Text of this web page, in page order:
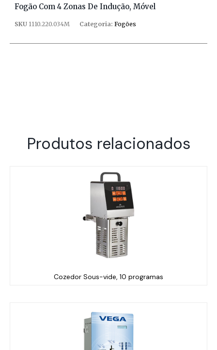
Fogão Com 4 Zonas De Indução, Móvel
SKU 1110.220.034M Categoria: Fogões
Produtos relacionados
Cozedor Sous-vide, 10 programas